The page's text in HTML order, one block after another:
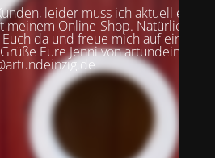
leider muss ich aktuell eine
Online-Shop. Natürlich bin
da und freue mich auf eine E-
Eure Jenni von artundeinzig